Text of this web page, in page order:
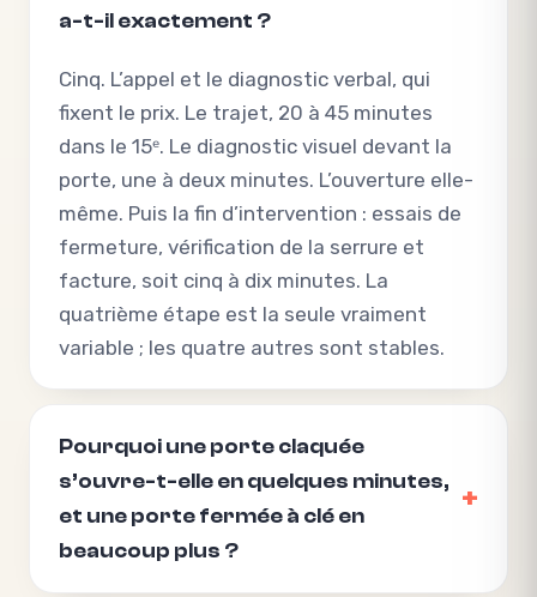
a-t-il exactement ?
Cinq. L’appel et le diagnostic verbal, qui
fixent le prix. Le trajet, 20 à 45 minutes
dans le 15ᵉ. Le diagnostic visuel devant la
porte, une à deux minutes. L’ouverture elle-
même. Puis la fin d’intervention : essais de
fermeture, vérification de la serrure et
facture, soit cinq à dix minutes. La
quatrième étape est la seule vraiment
variable ; les quatre autres sont stables.
Pourquoi une porte claquée
s’ouvre-t-elle en quelques minutes,
et une porte fermée à clé en
beaucoup plus ?